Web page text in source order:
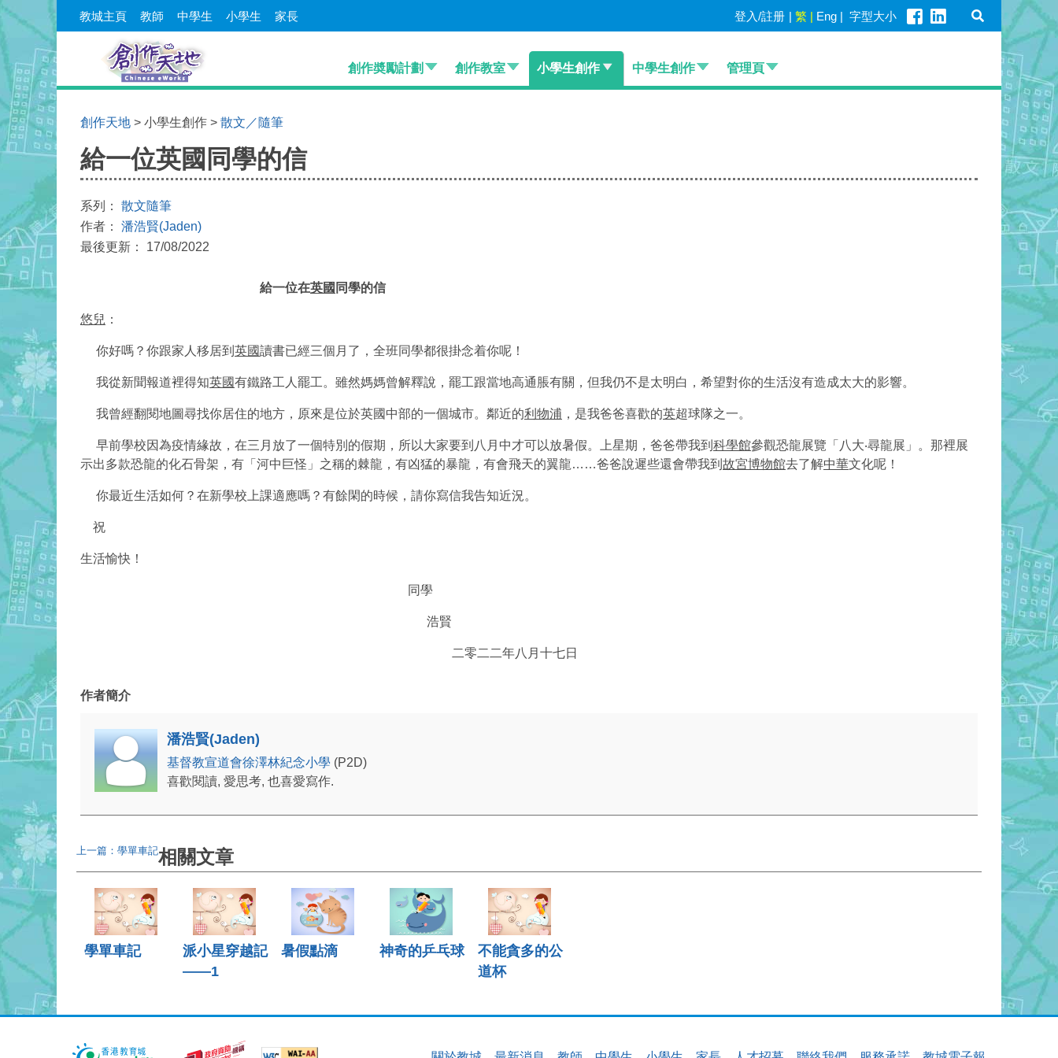
教城主頁 教師 中學生 小學生 家長 登入/註册 | 繁 | Eng | 字型大小
創作奬勵計劃 創作教室 小學生創作 中學生創作 管理頁
創作天地 > 小學生創作 > 散文／隨筆
給一位英國同學的信
系列： 散文隨筆
作者： 潘浩賢(Jaden)
最後更新： 17/08/2022
給一位在英國 同學的信
悠兒 ：
你好嗎？你跟家人移居到 英國讀書已經三個月了，全班同學都很掛念着你呢！
我從新聞報道裡得知英國有鐵路工人罷工。雖然媽媽曾解釋說，罷工跟當地高通脹有關，但我仍不是太明白，希望對你的生活沒有造成太大的影響。
我曾經翻閱地圖尋找你居住的地方，原來是位於英國中部的一個城市。鄰近的利物浦 ，是我爸爸喜歡的英超球隊之一。
早前學校因為疫情緣故，在三月放了一個特別的假期，所以大家要到八月中才可以放暑假。上星期，爸爸帶我到 科學館參觀恐龍展覽「八大‧尋龍展」。那裡展
示出多款恐龍的化石骨架，有「河中巨怪」之稱的棘龍，有凶猛的暴龍，有會飛天的翼龍……爸爸說遲些還會帶我到 故宮博物館去了解中華文化呢！
你最近生活如何？在新學校上課適應嗎？有餘閑的時候，請你寫信我告知近況。
祝
生活愉快！
同學
浩賢
二零二二年八月十七日
作者簡介
潘浩賢(Jaden)
基督教宣道會徐澤林紀念小學 (P2D)
喜歡閱讀, 愛思考, 也喜愛寫作.
上一篇：學單車記相關文章
學單車記
派小星穿越記
——1
暑假點滴 神奇的乒乓球
不能貪多的公
道杯